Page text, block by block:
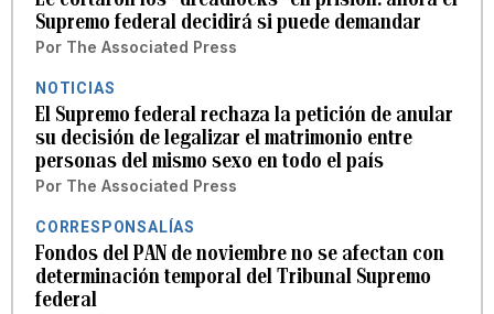
Supremo federal decidirá si puede demandar
Por The Associated Press
NOTICIAS
El Supremo federal rechaza la petición de anular
su decisión de legalizar el matrimonio entre
personas del mismo sexo en todo el país
Por The Associated Press
CORRESPONSALÍAS
Fondos del PAN de noviembre no se afectan con
determinación temporal del Tribunal Supremo
federal